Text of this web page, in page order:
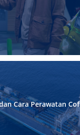
Cara Perawatan